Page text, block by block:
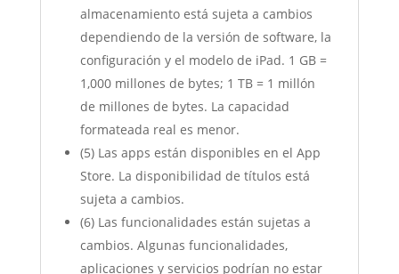
almacenamiento está sujeta a cambios
dependiendo de la versión de software, la
configuración y el modelo de iPad. 1 GB =
1,000 millones de bytes; 1 TB = 1 millón
de millones de bytes. La capacidad
formateada real es menor.
(5) Las apps están disponibles en el App
Store. La disponibilidad de títulos está
sujeta a cambios.
(6) Las funcionalidades están sujetas a
cambios. Algunas funcionalidades,
aplicaciones y servicios podrían no estar